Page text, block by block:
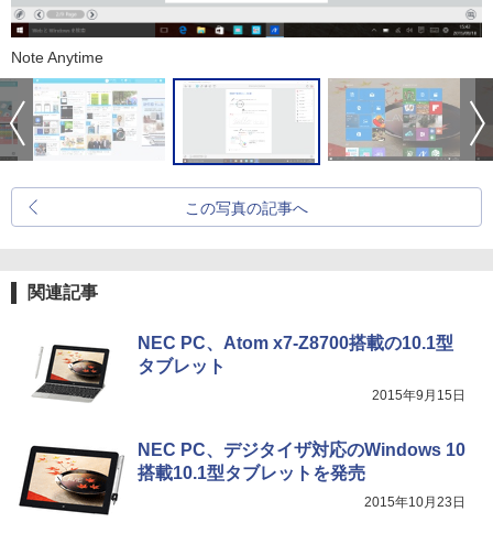
Note Anytime
この写真の記事へ
関連記事
NEC PC、Atom x7-Z8700搭載の10.1型
タブレット
2015年9月15日
NEC PC、デジタイザ対応のWindows 10
搭載10.1型タブレットを発売
2015年10月23日